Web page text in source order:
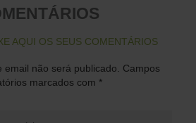
AQUI OS SEUS COMENTÁRIOS
não será publicado.
Campos
marcados com *